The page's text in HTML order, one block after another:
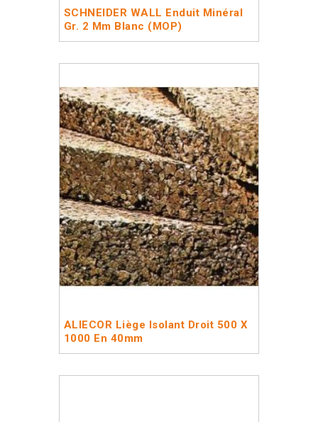
SCHNEIDER WALL Enduit Minéral
Gr. 2 Mm Blanc (MOP)
ALIECOR Liège Isolant Droit 500 X
1000 En 40mm